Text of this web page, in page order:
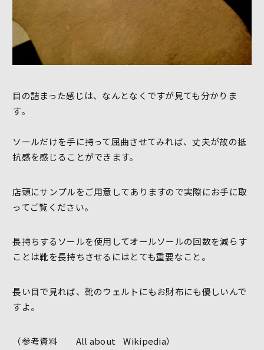
目の詰まった感じは、なんとなくですが見ても分かりま
す。
ソールだけを手に持って屈曲させてみれば、丈夫が故の抵
抗感を感じることができます。
店頭にサンプルをご用意してありますので実際にお手に取
ってご覧ください。
長持ちするソールを使用してオールソールの回数を減らす
ことは靴を長持ちさせるにはとても重要なこと。
長い目で見れば、靴のウェルトにもお財布にも優しいんで
すよ。
（参考資料 All about Wikipedia）